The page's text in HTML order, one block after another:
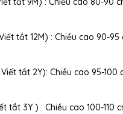
tắt 12M) : Chiều cao 90-
Viết tắt 2Y): Chiều cao 95-100
tắt 3Y ) : Chiều cao 100-110